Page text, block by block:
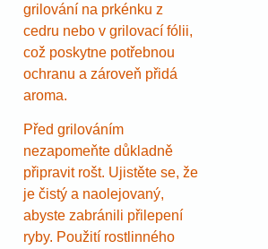
grilování na prkénku z
cedru nebo v grilovací fólii,
což poskytne potřebnou
ochranu a zároveň přidá
aroma.
Před grilováním
nezapomeňte důkladně
připravit rošt. Ujistěte se, že
je čistý a naolejovaný,
abyste zabránili přilepení
ryby. Použití rostlinného